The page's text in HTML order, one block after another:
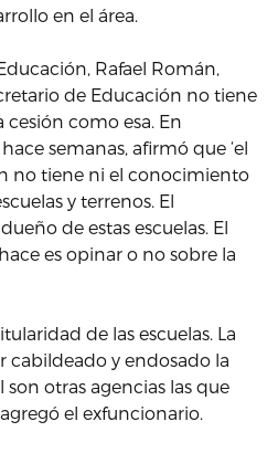
en el área.
Rafael Román,
de Educación no tiene
como esa. En
semanas, afirmó que ‘el
no tiene ni el conocimiento
y terrenos. El
de estas escuelas. El
es opinar o no sobre la
de las escuelas. La
cabildeado y endosado la
otras agencias las que
el exfuncionario.